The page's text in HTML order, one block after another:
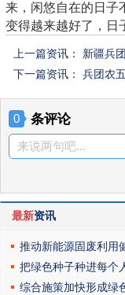
来，闲悠自在的日子
变得越来越好了，日
上一篇资讯： 新疆兵
下一篇资讯： 兵团农
0 条评论
来说两句吧...
最新资讯
推动新能源固废利用
把绿色种子种进每个
综合施策加快形成绿